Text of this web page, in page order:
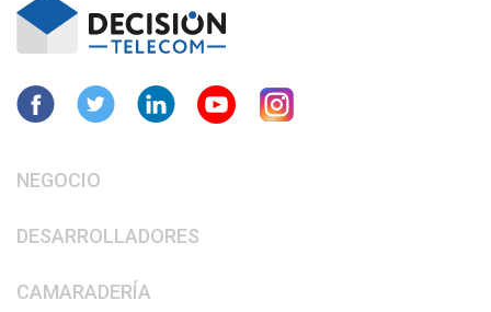
NEGOCIO
DESARROLLADORES
CAMARADERÍA